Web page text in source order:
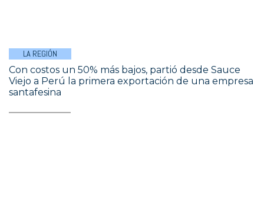
LA REGIÓN
Con costos un 50% más bajos, partió desde Sauce
Viejo a Perú la primera exportación de una empresa
santafesina